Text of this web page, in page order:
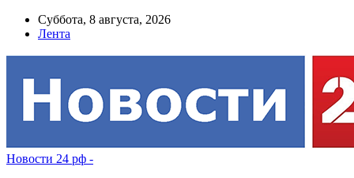
Суббота, 8 августа, 2026
Лента
Новости 24 рф -